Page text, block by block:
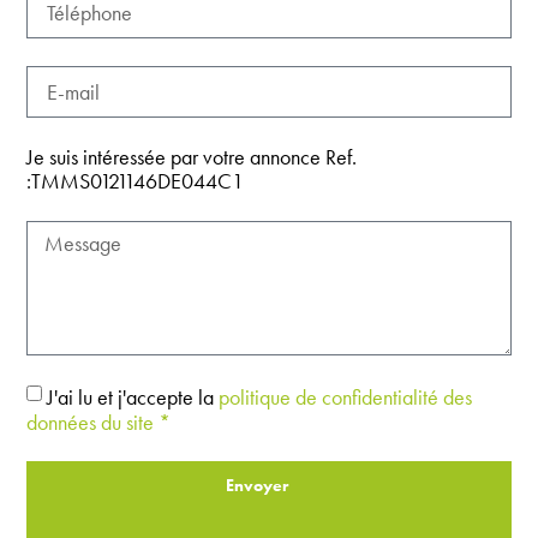
Je suis intéressée par votre annonce Ref.
:TMMS0121146DE044C1
J'ai lu et j'accepte la politique de confidentialité des
données du site *
Envoyer